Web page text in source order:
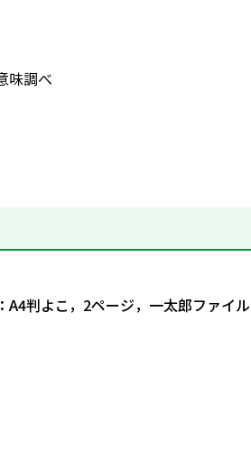
味調べ
判よこ，2ページ，一太郎ファイル